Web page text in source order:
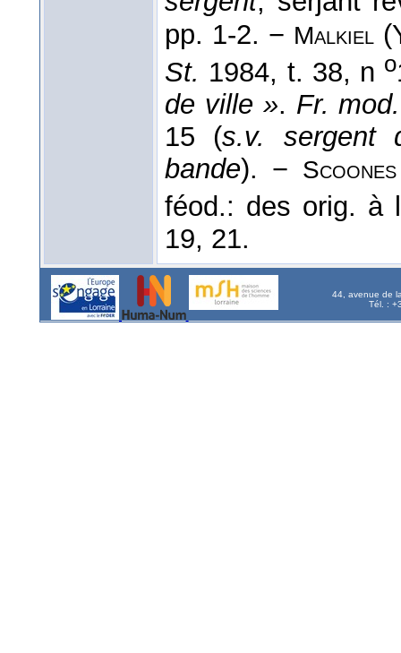
pp. 1-2. − Malkiel
St. 1984, t. 38, n o
de ville ». Fr. mod.
15 (s.v. sergent
bande). − Scoones
féod.: des orig. à
19, 21.
44, avenue de
Tél. :